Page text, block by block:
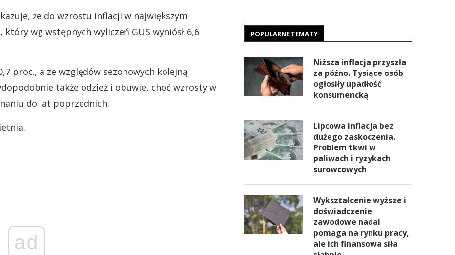
że do wzrostu inflacji w największym
wg wstępnych wyliczeń GUS wyniósł 6,6
proc., a ze względów sezonowych kolejną
także odzież i obuwie, choć wzrosty w
do lat poprzednich.
ad
POPULARNE TEMATY
Niższa inflacja przyszła
za późno. Tysiące osób
ogłosiły upadłość
konsumencką
Lipcowa inflacja bez
dużego zaskoczenia.
Problem tkwi w
paliwach i ryzykach
surowcowych
Wykształcenie wyższe i
doświadczenie
zawodowe nadal
pomaga na rynku pracy,
ale ich finansowa siła